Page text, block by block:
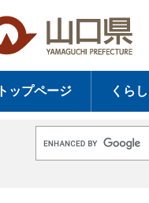
トップページ くら
o